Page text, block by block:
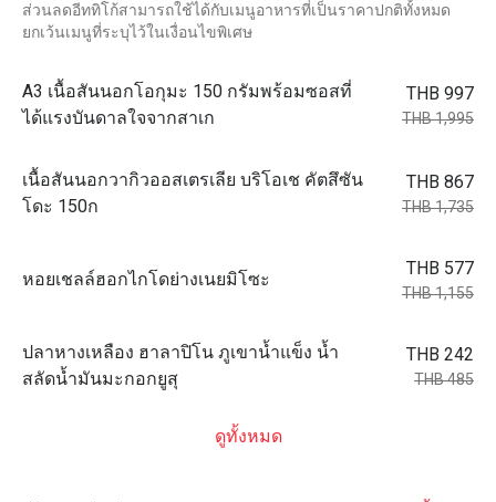
ส่วนลดอีททิโก้สามารถใช้ได้กับเมนูอาหารที่เป็นราคาปกติทั้งหมด
ยกเว้นเมนูที่ระบุไว้ในเงื่อนไขพิเศษ
A3 เนื้อสันนอกโอกุมะ 150 กรัมพร้อมซอสที่
ได้แรงบันดาลใจจากสาเก
THB 997
THB 1,995
เนื้อสันนอกวากิวออสเตรเลีย บริโอเช คัตสึซัน
โดะ 150ก
THB 867
THB 1,735
หอยเชลล์ฮอกไกโดย่างเนยมิโซะ
THB 577
THB 1,155
ปลาหางเหลือง ฮาลาปิโน ภูเขาน้ำแข็ง น้ำ
สลัดน้ำมันมะกอกยูสุ
THB 242
THB 485
ดูทั้งหมด